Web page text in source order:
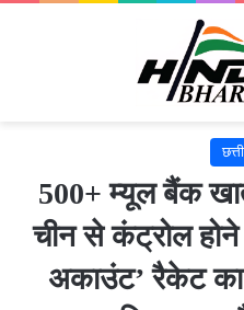
500+ म्यूल बैंक
चीन से कंट्रोल
अकाउंट’ रैकेट